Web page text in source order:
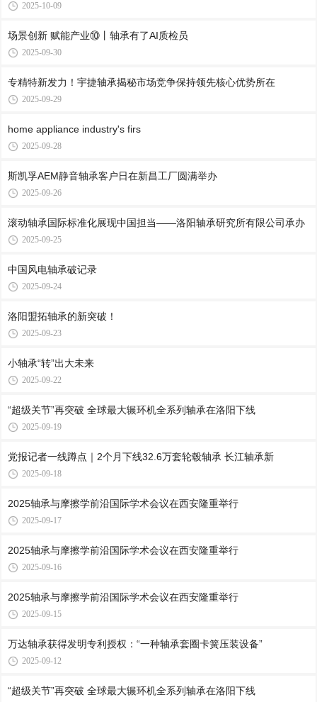
2025-10-09
场景创新 赋能产业⑩丨轴承有了AI质检员
2025-09-30
专精特新发力！宇捷轴承揭秘市场竞争保持领先核心优势所在
2025-09-29
home appliance industry's firs
2025-09-28
斯凯孚AEM静音轴承客户日在新昌工厂圆满举办
2025-09-26
滚动轴承国际标准化展现中国担当——洛阳轴承研究所有限公司承办
2025-09-25
中国风电轴承破记录
2025-09-24
洛阳盟拓轴承的新突破！
2025-09-23
小轴承“转”出大未来
2025-09-22
“超级关节”再突破 全球最大辗环机全系列轴承在洛阳下线
2025-09-19
党报记者一线蹲点｜2个月下线32.6万套轮毂轴承 长江轴承新
2025-09-18
2025轴承与摩擦学前沿国际学术会议在西安隆重举行
2025-09-17
2025轴承与摩擦学前沿国际学术会议在西安隆重举行
2025-09-16
2025轴承与摩擦学前沿国际学术会议在西安隆重举行
2025-09-15
万达轴承获得发明专利授权：“一种轴承套圈卡簧压装设备”
2025-09-12
“超级关节”再突破 全球最大辗环机全系列轴承在洛阳下线